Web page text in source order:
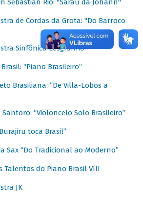
Sebastian Rio: "Sarau da Johann"
de Cordas da Grota: "Do Barroco
Sinfônica Cesgranrio
“Piano Brasileiro”
Brasiliana: “De Villa-Lobos a
Santoro: “Violoncelo Solo Brasileiro”
toca Brasil”
Sax “Do Tradicional ao Moderno”
Talentos do Piano Brasil VIII
JK